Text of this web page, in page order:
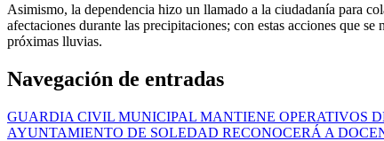
Asimismo, la dependencia hizo un llamado a la ciudadanía para
afectaciones durante las precipitaciones; con estas acciones que
próximas lluvias.
Navegación de entradas
GUARDIA CIVIL MUNICIPAL MANTIENE OPERATIVOS
AYUNTAMIENTO DE SOLEDAD RECONOCERÁ A